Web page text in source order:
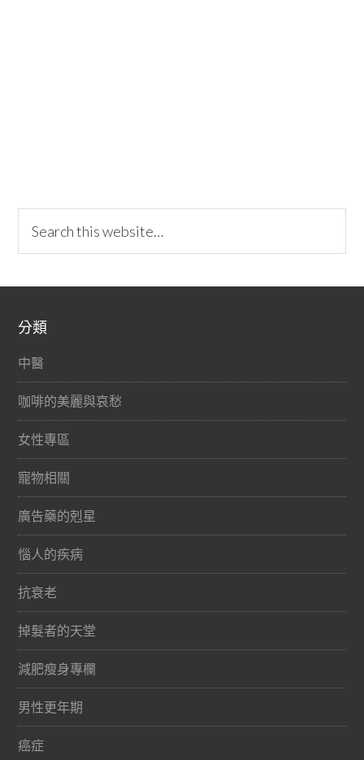
分類
中醫
咖啡的美麗與哀愁
女性專區
寵物相關
廣告藥的剋星
惱人的疾病
抗衰老
掉髮者的天堂
減肥瘦身專欄
男性更年期
癌症